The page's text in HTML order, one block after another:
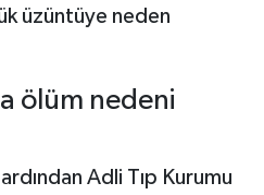
üzüntüye neden
ölüm nedeni
Adli Tıp Kurumu